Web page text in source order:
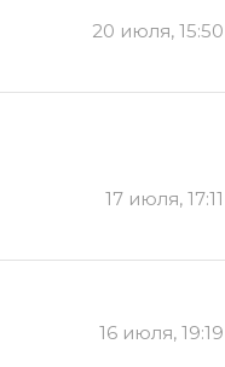
20 июля, 15:50
17 июля, 17:11
16 июля, 19:19